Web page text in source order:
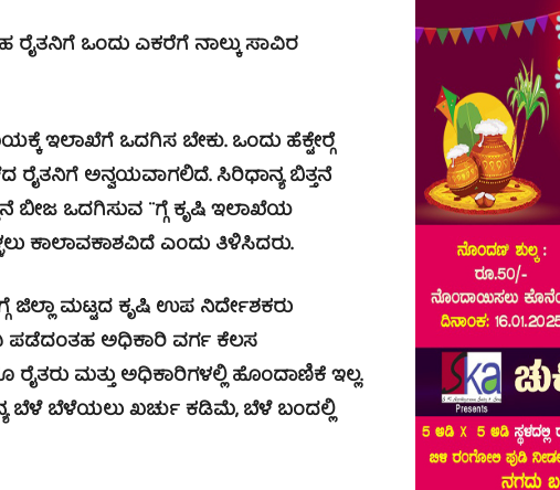
ಒಂದು ಎಕರೆಗೆ ನಾಲ್ಕು ಸಾವಿರ
ಇಲಾಖೆಗೆ ಒದಗಿಸ ಬೇಕು. ಒಂದು ಹೆಕ್ಟೇರ್‍ಗೆ
ಅನ್ವಯವಾಗಲಿದೆ. ಸಿರಿಧಾನ್ಯ ಬಿತ್ತನೆ
ಬೀಜ ಒದಗಿಸುವ ¨ಗ್ಗೆ ಕೃಷಿ ಇಲಾಖೆಯ
ಕಾಲಾವಕಾಶವಿದೆ ಎಂದು ತಿಳಿಸಿದರು.
ಮಟ್ಟದ ಕೃಷಿ ಉಪ ನಿರ್ದೇಶಕರು
ಪಡೆದಂತಹ ಅಧಿಕಾರಿ ವರ್ಗ ಕೆಲಸ
ಮತ್ತು ಅಧಿಕಾರಿಗಳಲ್ಲಿ ಹೊಂದಾಣಿಕೆ ಇಲ್ಲ.
ಬೆಳೆ ಬೆಳೆಯಲು ಖರ್ಚು ಕಡಿಮೆ, ಬೆಳೆ ಬಂದಲ್ಲಿ